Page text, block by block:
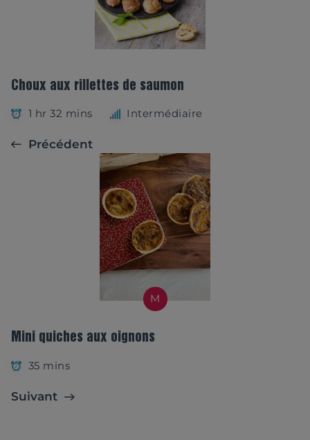
Choux aux rillettes de saumon
1 hr 32 mins Intermédiaire
Précédent
M
Mini quiches aux oignons
35 mins
Suivant